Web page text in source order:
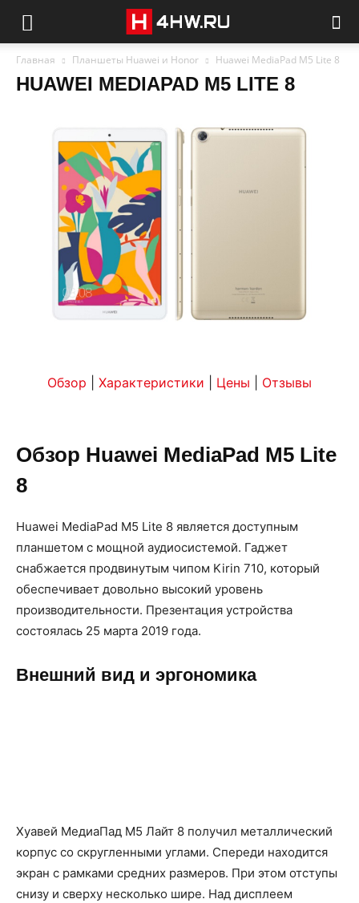
Главная Планшеты Huawei и Honor Huawei MediaPad M5 Lite 8
HUAWEI MEDIAPAD M5 LITE 8
Обзор Характеристики Цены Отзывы
Обзор Huawei MediaPad M5 Lite
8
Huawei MediaPad M5 Lite 8 является доступным
планшетом с мощной аудиосистемой. Гаджет
снабжается продвинутым чипом Kirin 710, который
обеспечивает довольно высокий уровень
производительности. Презентация устройства
состоялась 25 марта 2019 года.
Внешний вид и эргономика
Хуавей МедиаПад М5 Лайт 8 получил металлический
корпус со скругленными углами. Спереди находится
экран с рамками средних размеров. При этом отступы
снизу и сверху несколько шире. Над дисплеем